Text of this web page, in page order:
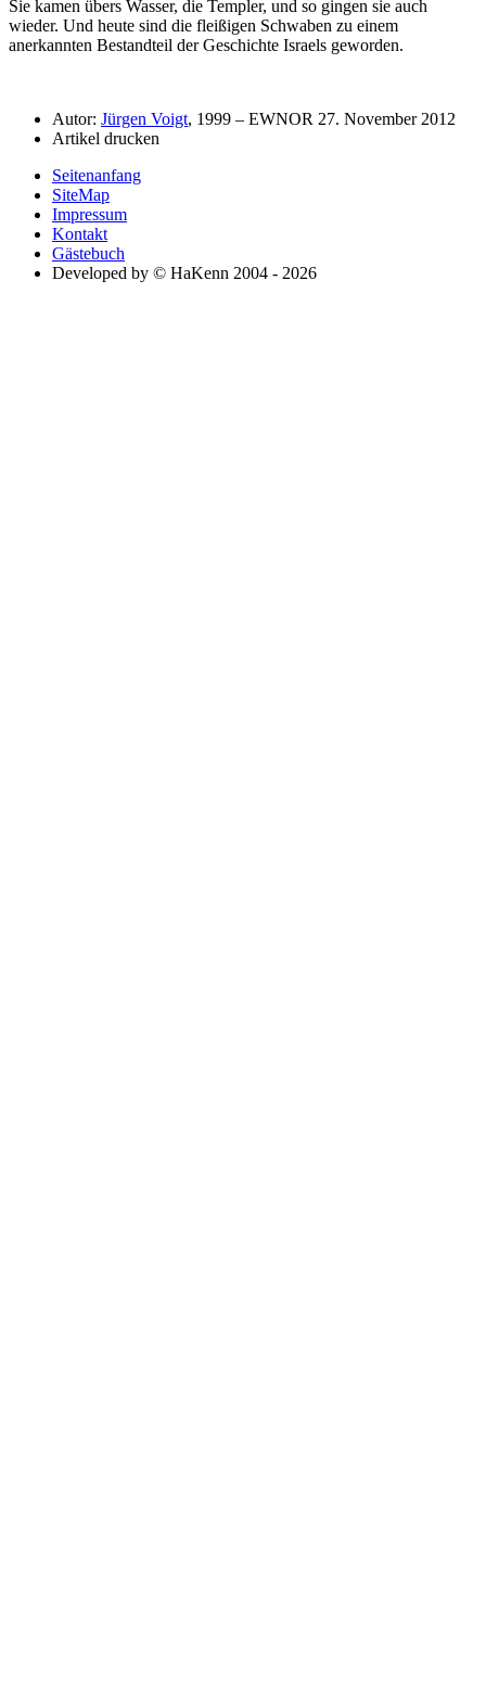
Sie kamen übers Wasser, die Templer, und so gingen sie auch
wieder. Und heute sind die fleißigen Schwaben zu einem
anerkannten Bestandteil der Geschichte Israels geworden.
Autor: Jürgen Voigt, 1999 – EWNOR 27. November 2012
Artikel drucken
Seitenanfang
SiteMap
Impressum
Kontakt
Gästebuch
Developed by © HaKenn 2004 - 2026